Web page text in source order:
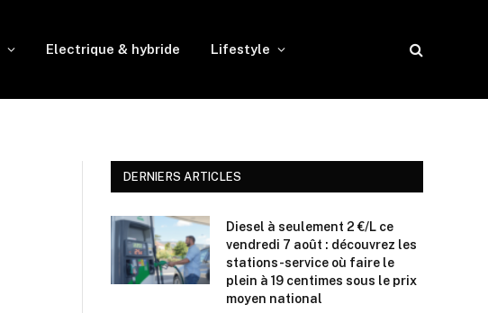
Electrique & hybride Lifestyle
DERNIERS ARTICLES
Diesel à seulement 2 €/L ce
vendredi 7 août : découvrez les
stations-service où faire le
plein à 19 centimes sous le prix
moyen national